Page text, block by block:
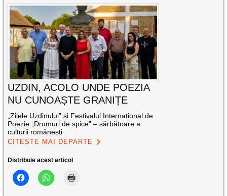
UZDIN, ACOLO UNDE POEZIA
NU CUNOAȘTE GRANIȚE
„Zilele Uzdinului” și Festivalul Internațional de
Poezie „Drumuri de spice” – sărbătoare a
culturii românești
CITEȘTE MAI DEPARTE
Distribuie acest articol